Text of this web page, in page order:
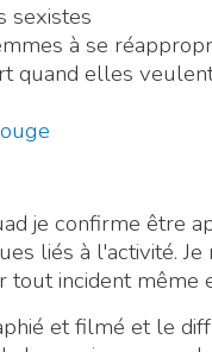
sexistes
à se
quand elles
je confirme être
liés à l'activité.
incident même
et filmé et le